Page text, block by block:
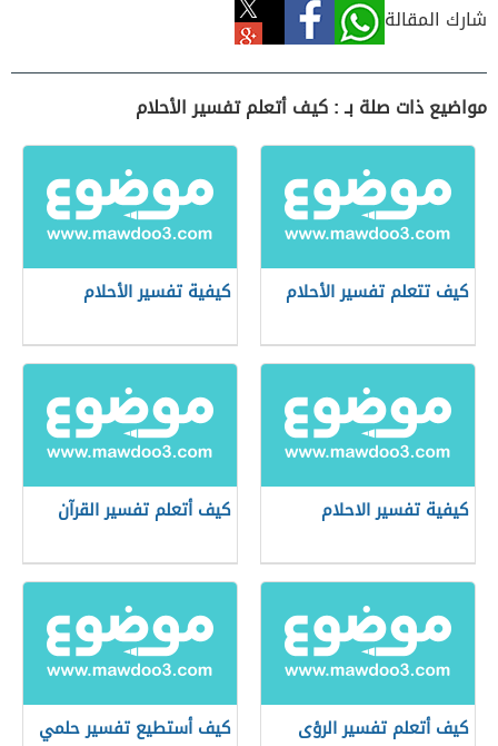
شارك المقالة
مواضيع ذات صلة بـ : كيف أتعلم تفسير الأحلام
كيف تتعلم تفسير الأحلام كيفية تفسير الأحلام
كيفية تفسير الاحلام كيف أتعلم تفسير القرآن
كيف أتعلم تفسير الرؤى كيف أستطيع تفسير حلمي